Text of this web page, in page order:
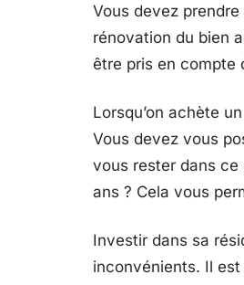
Vous devez
rénovation du bien
être pris en compte
Lorsqu’on achète
Vous devez vous
vous rester dans ce
ans ? Cela vous
Investir dans sa
inconvénients. Il